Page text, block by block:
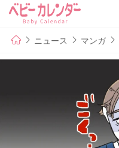
ニュース マンガ